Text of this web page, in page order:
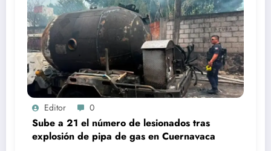
Editor 0
Sube a 21 el número de lesionados tras
explosión de pipa de gas en Cuernavaca